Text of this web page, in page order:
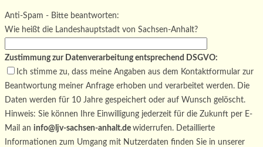
Bitte lasse dieses Feld leer.
Anti-Spam - Bitte beantworten:
Wie heißt die Landeshauptstadt von Sachsen-Anhalt?
Zustimmung zur Datenverarbeitung entsprechend DSGVO:
Ich stimme zu, dass meine Angaben aus dem Kontaktformular zur
Beantwortung meiner Anfrage erhoben und verarbeitet werden. Die
Daten werden für 10 Jahre gespeichert oder auf Wunsch gelöscht.
Hinweis: Sie können Ihre Einwilligung jederzeit für die Zukunft per E-
Mail an info@ljv-sachsen-anhalt.de widerrufen. Detaillierte
Informationen zum Umgang mit Nutzerdaten finden Sie in unserer